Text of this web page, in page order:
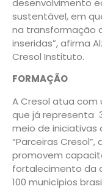
desenvolvimento
sustentável, em
na transformação
inseridas”, afirma
Cresol Instituto.
FORMAÇÃO
A Cresol atua
que já representa
meio de iniciativas
“Parceiras
promovem
fortalecimento da
100 municípios